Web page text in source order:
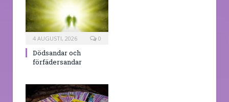
4 AUGUSTI, 2026 0
Dödsandar och
förfädersandar